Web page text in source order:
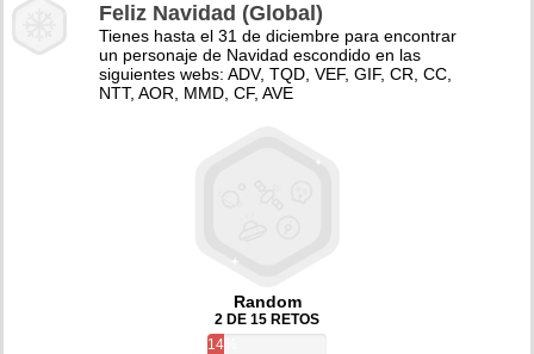
Feliz Navidad (Global)
Tienes hasta el 31 de diciembre para encontrar
un personaje de Navidad escondido en las
siguientes webs: ADV, TQD, VEF, GIF, CR, CC,
NTT, AOR, MMD, CF, AVE
Random
2 DE 15 RETOS
14%